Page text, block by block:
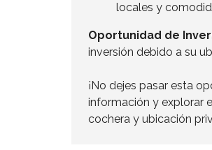
locales y
Oportunidad de
inversión debido a su
¡No dejes pasar esta
información y explorar
cochera y ubicación